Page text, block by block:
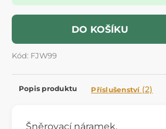
DO KOŠÍKU
Kód: FJW99
Popis produktu Příslušenství (2)
Šněrovací náramek.